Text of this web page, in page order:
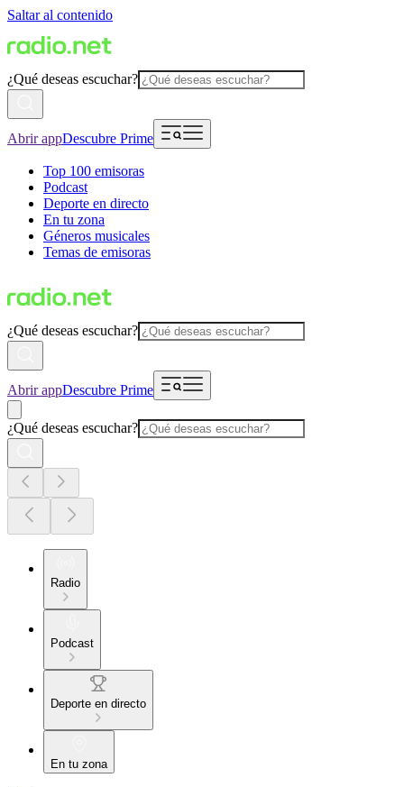
Saltar al contenido
¿Qué deseas escuchar?
Abrir appDescubre Prime
Top 100 emisoras
Podcast
Deporte en directo
En tu zona
Géneros musicales
Temas de emisoras
¿Qué deseas escuchar?
Abrir appDescubre Prime
¿Qué deseas escuchar?
Radio
Podcast
Deporte en directo
En tu zona